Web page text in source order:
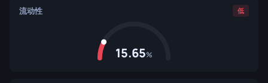
流动性 低
15.65%